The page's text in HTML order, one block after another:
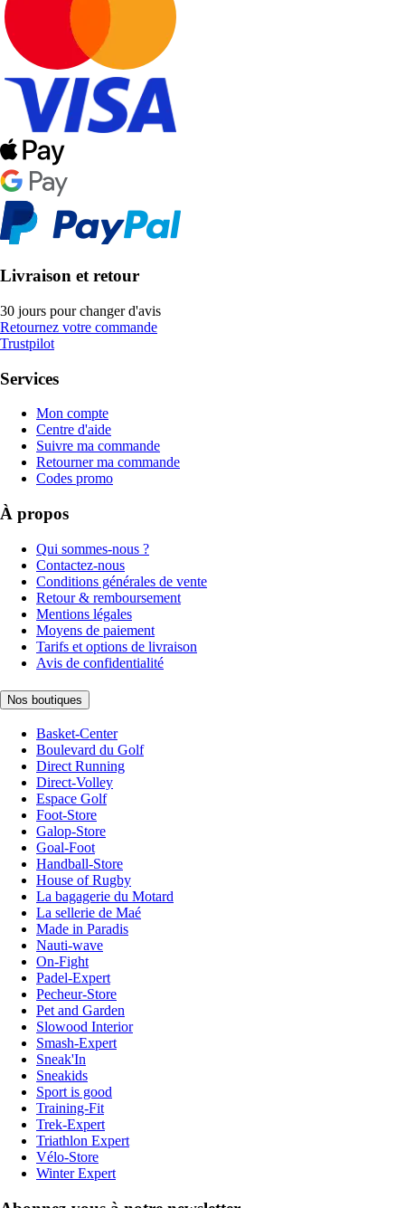
Livraison et retour
30 jours pour changer d'avis
Retournez votre commande
Trustpilot
Services
Mon compte
Centre d'aide
Suivre ma commande
Retourner ma commande
Codes promo
À propos
Qui sommes-nous ?
Contactez-nous
Conditions générales de vente
Retour & remboursement
Mentions légales
Moyens de paiement
Tarifs et options de livraison
Avis de confidentialité
Nos boutiques
Basket-Center
Boulevard du Golf
Direct Running
Direct-Volley
Espace Golf
Foot-Store
Galop-Store
Goal-Foot
Handball-Store
House of Rugby
La bagagerie du Motard
La sellerie de Maé
Made in Paradis
Nauti-wave
On-Fight
Padel-Expert
Pecheur-Store
Pet and Garden
Slowood Interior
Smash-Expert
Sneak'In
Sneakids
Sport is good
Training-Fit
Trek-Expert
Triathlon Expert
Vélo-Store
Winter Expert